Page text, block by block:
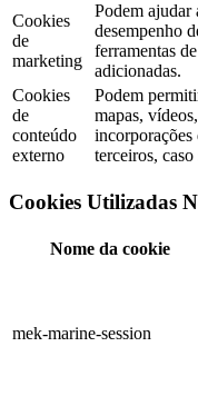
Cookies
de
marketing
Podem ajudar
desempenho
ferramentas
adicionadas.
Cookies
de
conteúdo
externo
Podem
mapas,
incorporações
terceiros,
Cookies Utilizadas
Nome da cookie
mek-marine-session